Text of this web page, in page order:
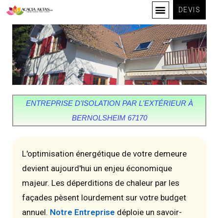
DEVIS
ENTREPRISE D'ISOLATION PAR L'EXTÉRIEUR À
BERNOLSHEIM 67170
L'optimisation énergétique de votre demeure
devient aujourd'hui un enjeu économique
majeur. Les déperditions de chaleur par les
façades pèsent lourdement sur votre budget
annuel. Notre Entreprise déploie un savoir-